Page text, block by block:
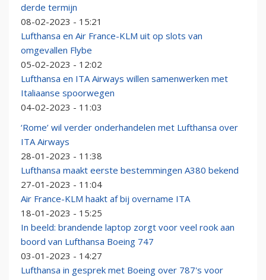
derde termijn
08-02-2023 - 15:21
Lufthansa en Air France-KLM uit op slots van
omgevallen Flybe
05-02-2023 - 12:02
Lufthansa en ITA Airways willen samenwerken met
Italiaanse spoorwegen
04-02-2023 - 11:03
‘Rome’ wil verder onderhandelen met Lufthansa over
ITA Airways
28-01-2023 - 11:38
Lufthansa maakt eerste bestemmingen A380 bekend
27-01-2023 - 11:04
Air France-KLM haakt af bij overname ITA
18-01-2023 - 15:25
In beeld: brandende laptop zorgt voor veel rook aan
boord van Lufthansa Boeing 747
03-01-2023 - 14:27
Lufthansa in gesprek met Boeing over 787's voor